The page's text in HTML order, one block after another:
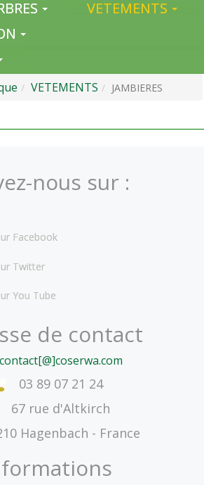
VETEMENTS
VETEMENTS JAMBIERES
nous sur :
Facebook
Twitter
You Tube
de contact
contact[@]coserwa.com
03 89 07 21 24
67 rue d'Altkirch
Hagenbach - France